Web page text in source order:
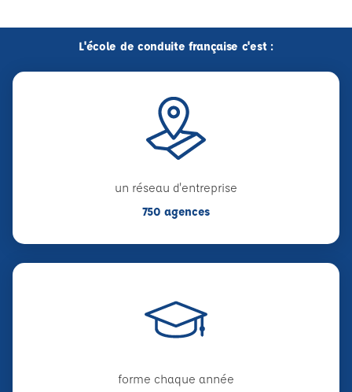
L'école de conduite française c'est :
un réseau d'entreprise
750 agences
forme chaque année